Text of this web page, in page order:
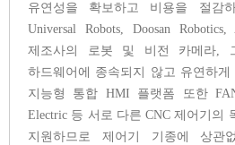
유연성을 확보하고 비용을 절감
Universal Robots, Doosan
제조사의 로봇 및 비전 카메라,
하드웨어에 종속되지 않고 유연하
지능형 통합 HMI 플랫폼 또한
Electric 등 서로 다른 CNC 제어기의
지원하므로 제어기 기종에 상관